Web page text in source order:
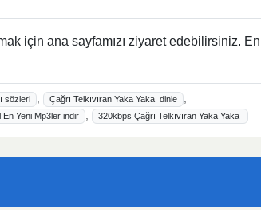
için ana sayfamızı ziyaret edebilirsiniz. En
sözleri , Çağrı Telkıvıran Yaka Yaka dinle ,
En Yeni Mp3ler indir , 320kbps Çağrı Telkıvıran Yaka Yaka